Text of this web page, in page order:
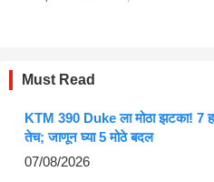
Must Read
KTM 390 Duke ला मोठा झटका! 7
तेच; जाणून घ्या 5 मोठे बदल
07/08/2026